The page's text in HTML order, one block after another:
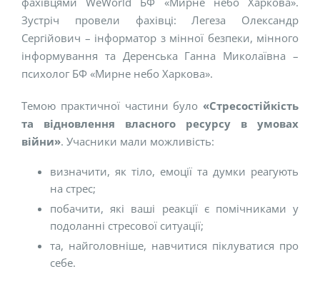
Зустріч провели фахівці: Легеза Олександр
Сергійович – інформатор з мінної безпеки, мінного
інформування та Деренська Ганна Миколаївна –
психолог БФ «Мирне небо Харкова».
Темою практичної частини було «Стресостійкість
та відновлення власного ресурсу в умовах
війни». Учасники мали можливість:
визначити, як тіло, емоції та думки реагують
на стрес;
побачити, які ваші реакції є помічниками у
подоланні стресової ситуації;
та, найголовніше, навчитися піклуватися про
себе.